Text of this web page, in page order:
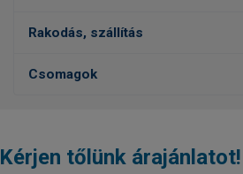
Rakodás, szállítás
Csomagok
Kérjen tőlünk árajánlatot!